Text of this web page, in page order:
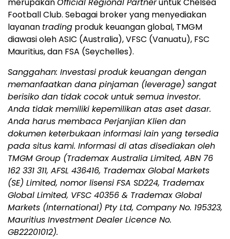
merupakanOfficial Regional Partneruntuk Chelsea
Football Club. Sebagai broker yang menyediakan
layanan trading produk keuangan global, TMGM
diawasi oleh ASIC (Australia), VFSC (Vanuatu), FSC
Mauritius, dan FSA (Seychelles).
Sanggahan: Investasi produk keuangan dengan
memanfaatkan dana pinjaman (leverage) sangat
berisiko dan tidak cocok untuk semua investor.
Anda tidak memiliki kepemilikan atas aset dasar.
Anda harus membaca Perjanjian Klien dan
dokumen keterbukaan informasi lain yang tersedia
pada situs kami. Informasi di atas disediakan oleh
TMGM Group (Trademax Australia Limited, ABN 76
162 331 311, AFSL 436416, Trademax Global Markets
(SE) Limited, nomor lisensi FSA SD224, Trademax
Global Limited, VFSC 40356 & Trademax Global
Markets (International) Pty Ltd, Company No. 195323,
Mauritius Investment Dealer Licence No.
GB22201012).